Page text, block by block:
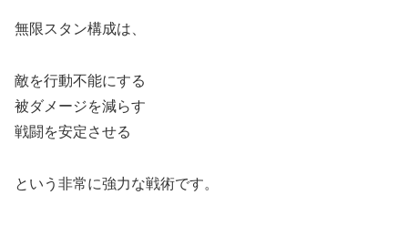
無限スタン構成は、
敵を行動不能にする
被ダメージを減らす
戦闘を安定させる
という非常に強力な戦術です。